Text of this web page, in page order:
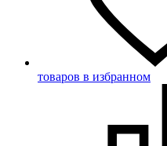
товаров в избранном